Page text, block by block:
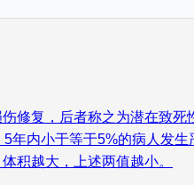
修复，后者称之为潜在致
内小于等于5%的病人发生
积越大，上述两值越小。